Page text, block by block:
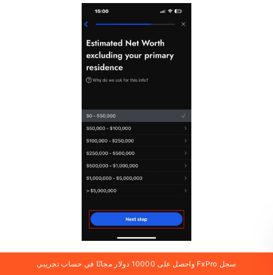
سجل FxPro واحصل على 10000 دولار مجانًا في حساب تجريبي